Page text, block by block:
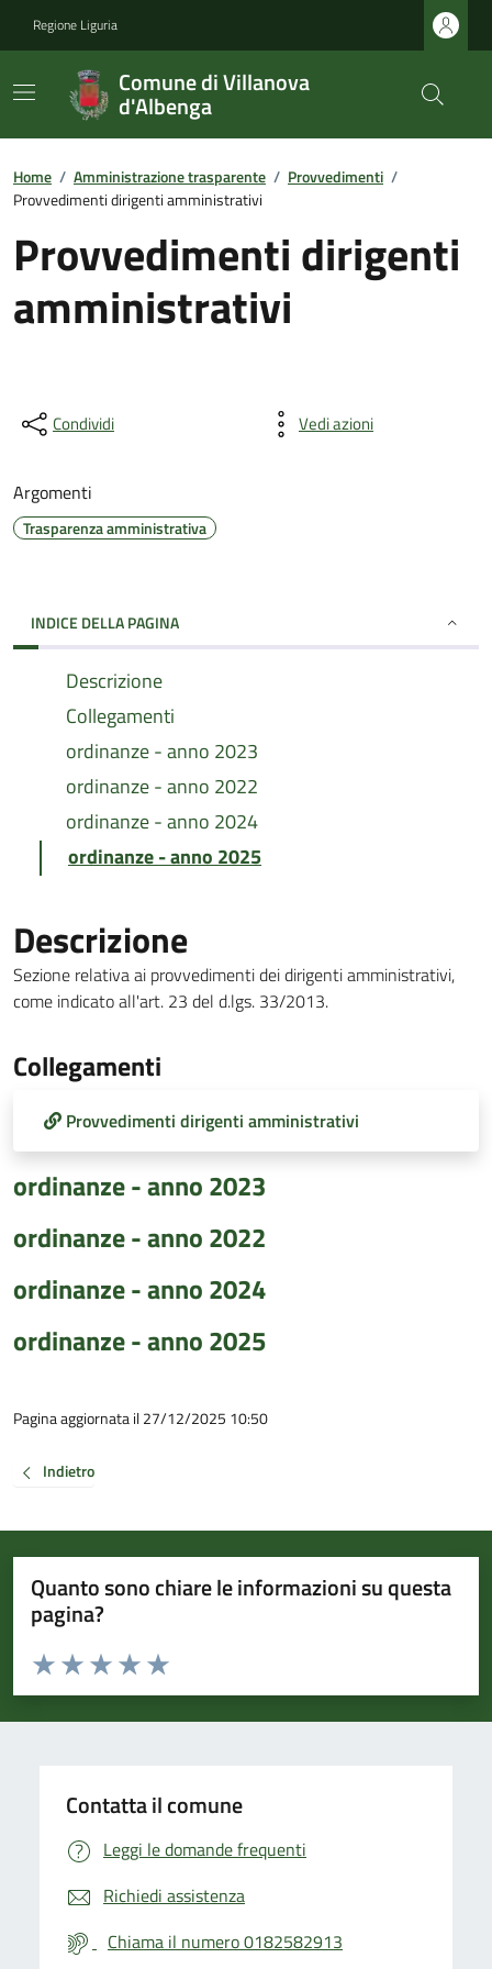
Regione Liguria
Comune di Villanova
d'Albenga
Home / Amministrazione trasparente / Provvedimenti /
Provvedimenti dirigenti amministrativi
Provvedimenti dirigenti
amministrativi
Condividi Vedi azioni
Argomenti
Trasparenza amministrativa
INDICE DELLA PAGINA
Descrizione
Collegamenti
ordinanze - anno 2023
ordinanze - anno 2022
ordinanze - anno 2024
ordinanze - anno 2025
Descrizione
Sezione relativa ai provvedimenti dei dirigenti amministrativi,
come indicato all'art. 23 del d.lgs. 33/2013.
Collegamenti
Provvedimenti dirigenti amministrativi
ordinanze - anno 2023
ordinanze - anno 2022
ordinanze - anno 2024
ordinanze - anno 2025
Pagina aggiornata il 27/12/2025 10:50
Indietro
Quanto sono chiare le informazioni su questa
pagina?
Valuta da 1 a 5 stelle la pagina
Valuta 5 stelle su 5
Valuta 4 stelle su 5
Valuta 3 stelle su 5
Valuta 2 stelle su 5
Valuta 1 stelle su 5
Contatta il comune
Leggi le domande frequenti
Richiedi assistenza
Chiama il numero 0182582913